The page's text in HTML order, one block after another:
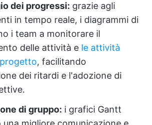
dei progressi: grazie agli
in tempo reale, i diagrammi di
i team a monitorare il
delle attività e le attività
, facilitando
dei ritardi e l'adozione di
di gruppo: i grafici Gantt